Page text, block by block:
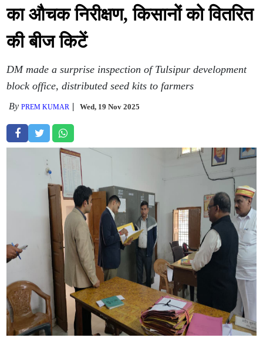
का औचक निरीक्षण, किसानों को वितरित
की बीज किटें
DM made a surprise inspection of Tulsipur development
block office, distributed seed kits to farmers
ByPREM KUMAR Wed, 19 Nov 2025